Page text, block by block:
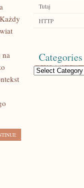
na
Tutaj
HTTP
Categories
Categories